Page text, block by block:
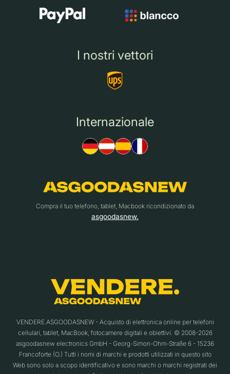
I nostri vettori
Internazionale
Compra il tuo telefono, tablet, Macbook ricondizionato da
asgoodasnew.
VENDERE.ASGOODASNEW - Acquisto di elettronica online per telefoni
cellulari, tablet, MacBook, fotocamere digitali e obiettivi. © 2008-2026
asgoodasnew electronics GmbH - Georg-Simon-Ohm-Straße 6 - 15236
Francoforte (O.) Tutti i nomi di marchi e prodotti utilizzati in questo sito
Web sono solo a scopo identificativo e sono marchi o marchi registrati dei